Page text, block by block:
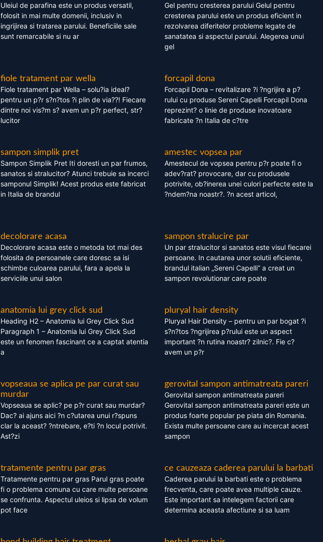
Uleiul de parafina este un produs versatil,
folosit in mai multe domenii, inclusiv in
ingrijirea si tratarea parului. Beneficiile sale
sunt remarcabile si nu ar
Gel pentru cresterea parului Gelul pentru
cresterea parului este un produs eficient in
rezolvarea diferitelor probleme legate de
sanatatea si aspectul parului. Alegerea unui
gel
fiole tratament par wella
Fiole tratament par Wella – solu?ia ideal?
pentru un p?r s?n?tos ?i plin de via??! Fiecare
dintre noi vis?m s? avem un p?r perfect, str?
lucitor
forcapil dona
Forcapil Dona – revitalizare ?i ?ngrijire a p?
rului cu produse Sereni Capelli Forcapil Dona
reprezint? o linie de produse inovatoare
fabricate ?n Italia de c?tre
sampon simplik pret
Sampon Simplik Pret Iti doresti un par frumos,
sanatos si stralucitor? Atunci trebuie sa incerci
samponul Simplik! Acest produs este fabricat
in Italia de brandul
amestec vopsea par
Amestecul de vopsea pentru p?r poate fi o
adev?rat? provocare, dar cu produsele
potrivite, ob?inerea unei culori perfecte este la
?ndem?na noastr?. ?n acest articol,
decolorare acasa
Decolorare acasa este o metoda tot mai des
folosita de persoanele care doresc sa isi
schimbe culoarea parului, fara a apela la
serviciile unui salon
sampon stralucire par
Un par stralucitor si sanatos este visul fiecarei
persoane. In cautarea unor solutii eficiente,
brandul italian „Sereni Capelli” a creat un
sampon revolutionar care poate
anatomia lui grey click sud
Heading H2 – Anatomia lui Grey Click Sud
Paragraph 1 – Anatomia lui Grey Click Sud
este un fenomen fascinant ce a captat atentia
a
pluryal hair density
Pluryal Hair Density – pentru un par bogat ?i
s?n?tos ?ngrijirea p?rului este un aspect
important ?n rutina noastr? zilnic?. Fie c?
avem un p?r
vopseaua se aplica pe par curat sau
murdar
Vopseaua se aplic? pe p?r curat sau murdar?
Dac? ai ajuns aici ?n c?utarea unui r?spuns
clar la aceast? ?ntrebare, e?ti ?n locul potrivit.
Ast?zi
gerovital sampon antimatreata pareri
Gerovital sampon antimatreata pareri
Gerovital sampon antimatreata pareri este un
produs foarte popular pe piata din Romania.
Exista multe persoane care au incercat acest
sampon
tratamente pentru par gras
Tratamente pentru par gras Parul gras poate
fi o problema comuna cu care multe persoane
se confrunta. Aspectul uleios si lipsa de volum
pot face
ce cauzeaza caderea parului la barbati
Caderea parului la barbati este o problema
frecventa, care poate avea multiple cauze.
Este important sa intelegem factorii care
determina aceasta afectiune si sa luam